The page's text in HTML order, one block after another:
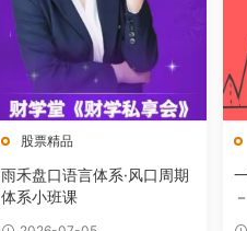
股票精品
雨禾盘口语言体系·风口周期
体系小班课